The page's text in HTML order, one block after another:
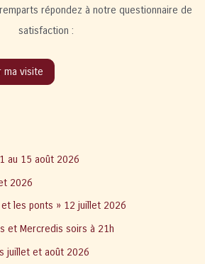
répondez à notre questionnaire de
satisfaction :
ma visite
au 15 août 2026
2026
les ponts » 12 juillet 2026
et Mercredis soirs à 21h
juillet et août 2026